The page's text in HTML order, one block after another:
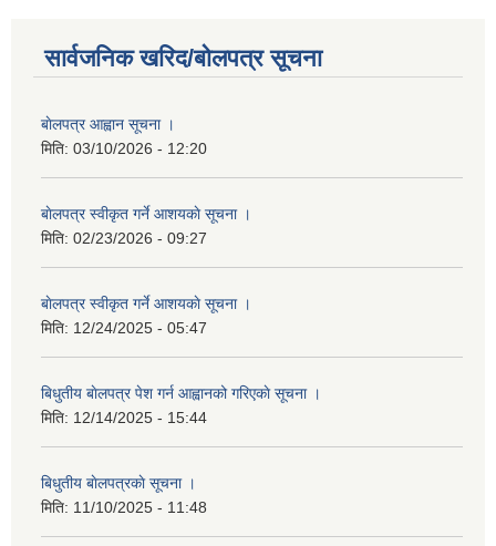
सार्वजनिक खरिद/बोलपत्र सूचना
बाेलपत्र आह्वान सूचना ।
मिति: 03/10/2026 - 12:20
बाेलपत्र स्वीकृत गर्ने आशयकाे सूचना ।
मिति: 02/23/2026 - 09:27
बाेलपत्र स्वीकृत गर्ने आशयकाे सूचना ।
मिति: 12/24/2025 - 05:47
बिधुतीय बाेलपत्र पेश गर्न आह्वानको गरिएकाे सूचना ।
मिति: 12/14/2025 - 15:44
बिधुतीय बाेलपत्रकाे सूचना ।
मिति: 11/10/2025 - 11:48